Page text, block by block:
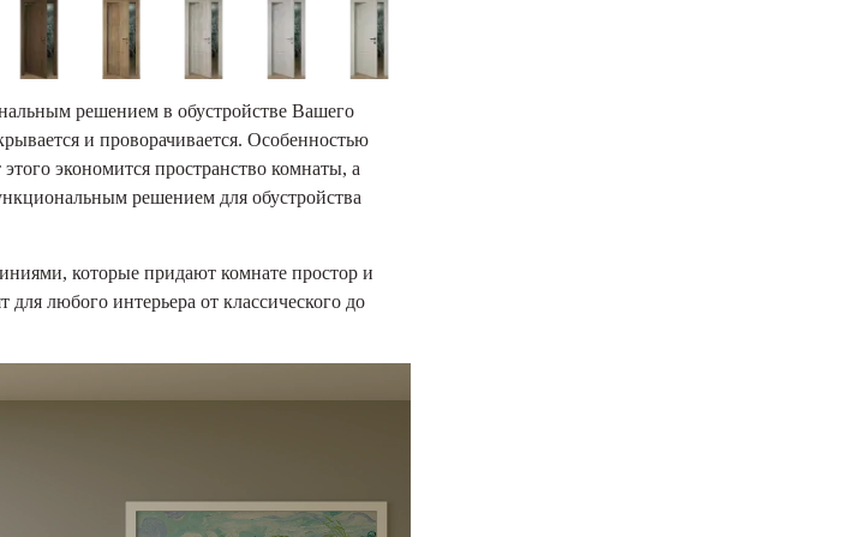
решением в обустройстве Вашего
и проворачивается. Особенностью
экономится пространство комнаты, а
решением для обустройства
которые придают комнате простор и
любого интерьера от классического до